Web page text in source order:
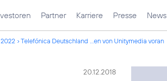
Partner Karriere Presse News
Telefónica Deutschland ...en von Unitymedia voran
20.12.2018